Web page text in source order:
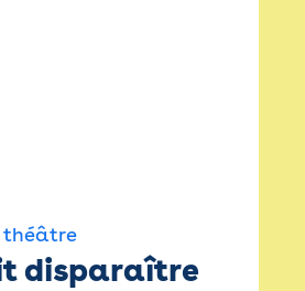
théâtre
disparaître